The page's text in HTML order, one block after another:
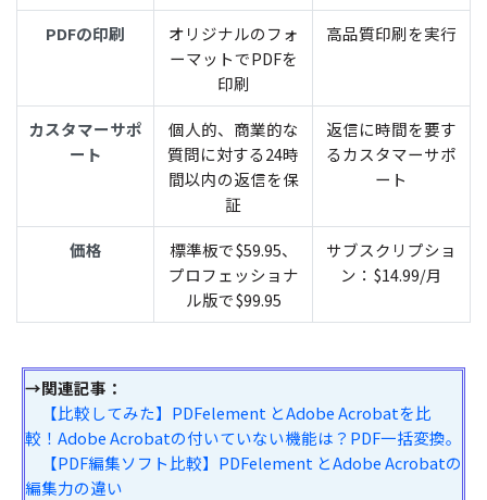
PDFの印刷
オリジナルのフォ
ーマットでPDFを
印刷
高品質印刷を実行
カスタマーサポ
ート
個人的、商業的な
質問に対する24時
間以内の返信を保
証
返信に時間を要す
るカスタマーサポ
ート
価格
標準板で$59.95、
プロフェッショナ
ル版で$99.95
サブスクリプショ
ン：$14.99/月
→関連記事：
【比較してみた】PDFelement とAdobe Acrobatを比
較！Adobe Acrobatの付いていない機能は？PDF一括変換。
【PDF編集ソフト比較】PDFelement とAdobe Acrobatの
編集力の違い